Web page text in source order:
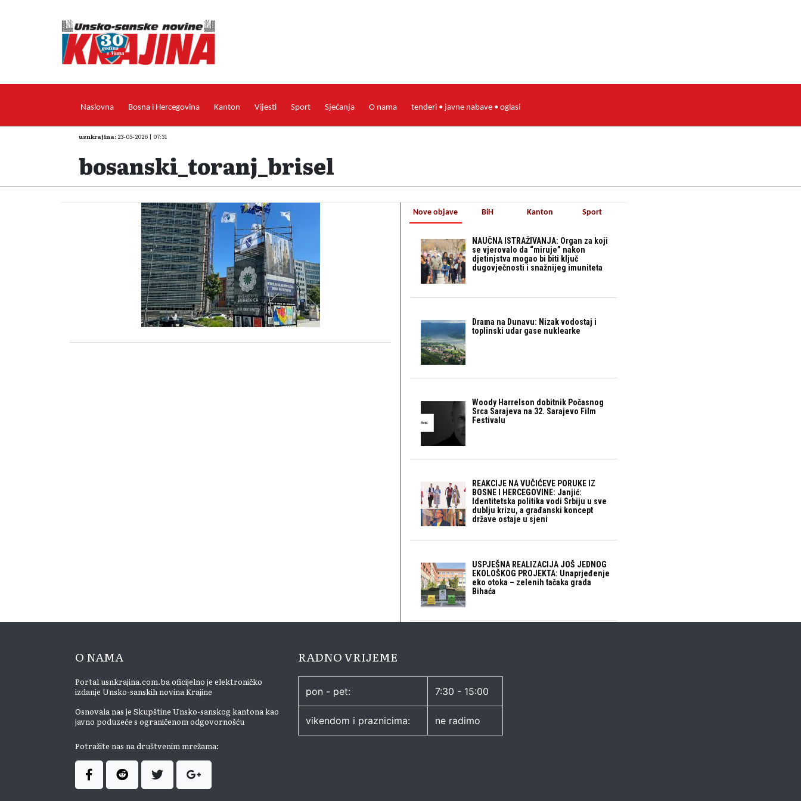
Naslovna Bosna i Hercegovina Kanton Vijesti Sport Sjećanja O nama tenderi • javne nabave • oglasi
usnkrajina: 23-05-2026 | 07:31
bosanski_toranj_brisel
Nove objave
NAUČNA ISTRAŽIVANJA: Organ za koji
se vjerovalo da “miruje” nakon
djetinjstva mogao bi biti ključ
dugovječnosti i snažnijeg imuniteta
Drama na Dunavu: Nizak vodostaj i
toplinski udar gase nuklearke
Woody Harrelson dobitnik Počasnog
Srca Sarajeva na 32. Sarajevo Film
Festivalu
REAKCIJE NA VUČIĆEVE PORUKE IZ
BOSNE I HERCEGOVINE: Janjić:
Identitetska politika vodi Srbiju u sve
dublju krizu, a građanski koncept
države ostaje u sjeni
USPJEŠNA REALIZACIJA JOŠ JEDNOG
EKOLOŠKOG PROJEKTA: Unaprjeđenje
eko otoka – zelenih tačaka grada
Bihaća
BiH Kanton Sport
O NAMA
Portal usnkrajina.com.ba oficijelno je elektroničko
izdanje Unsko-sanskih novina Krajine
Osnovala nas je Skupštine Unsko-sanskog kantona kao
javno poduzeće s ograničenom odgovornošću
Potražite nas na društvenim mrežama:
RADNO VRIJEME
pon - pet: 7:30 - 15:00
vikendom i praznicima: ne radimo